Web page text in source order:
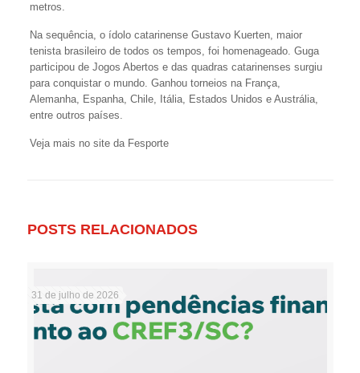
metros.
Na sequência, o ídolo catarinense Gustavo Kuerten, maior
tenista brasileiro de todos os tempos, foi homenageado. Guga
participou de Jogos Abertos e das quadras catarinenses surgiu
para conquistar o mundo. Ganhou torneios na França,
Alemanha, Espanha, Chile, Itália, Estados Unidos e Austrália,
entre outros países.
Veja mais no site da Fesporte
POSTS RELACIONADOS
31 de julho de 2026